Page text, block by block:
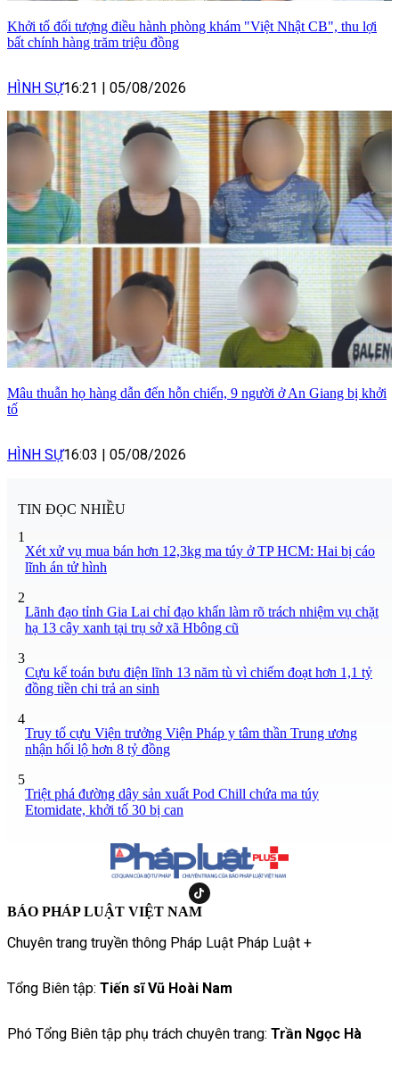
Khởi tố đối tượng điều hành phòng khám "Việt Nhật CB", thu lợi
bất chính hàng trăm triệu đồng
HÌNH SỰ16:21 05/08/2026
Mâu thuẫn họ hàng dẫn đến hỗn chiến, 9 người ở An Giang bị khởi
tố
HÌNH SỰ16:03 05/08/2026
TIN ĐỌC NHIỀU
1
Xét xử vụ mua bán hơn 12,3kg ma túy ở TP HCM: Hai bị cáo
lĩnh án tử hình
2
Lãnh đạo tỉnh Gia Lai chỉ đạo khẩn làm rõ trách nhiệm vụ chặt
hạ 13 cây xanh tại trụ sở xã Hbông cũ
3
Cựu kế toán bưu điện lĩnh 13 năm tù vì chiếm đoạt hơn 1,1 tỷ
đồng tiền chi trả an sinh
4
Truy tố cựu Viện trưởng Viện Pháp y tâm thần Trung ương
nhận hối lộ hơn 8 tỷ đồng
5
Triệt phá đường dây sản xuất Pod Chill chứa ma túy
Etomidate, khởi tố 30 bị can
BÁO PHÁP LUẬT VIỆT NAM
Chuyên trang truyền thông Pháp Luật Pháp Luật +
Tổng Biên tập: Tiến sĩ Vũ Hoài Nam
Phó Tổng Biên tập phụ trách chuyên trang: Trần Ngọc Hà